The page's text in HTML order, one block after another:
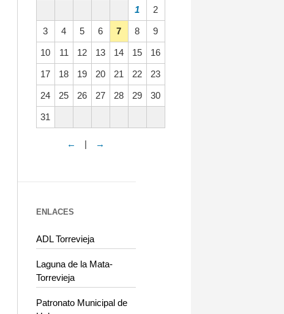
1 2
3 4 5 6 7 8 9
10 11 12 13 14 15 16
17 18 19 20 21 22 23
24 25 26 27 28 29 30
31
← | →
ENLACES
ADL Torrevieja
Laguna de la Mata-
Torrevieja
Patronato Municipal de